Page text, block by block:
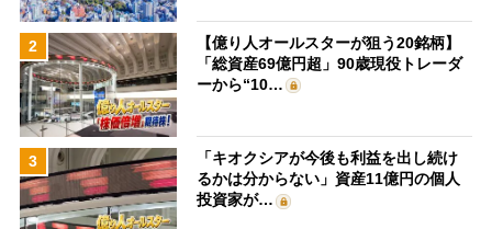
2
【億り人オールスターが狙う20銘柄】
「総資産69億円超」90歳現役トレーダ
ーから“10…
3
「キオクシアが今後も利益を出し続け
るかは分からない」資産11億円の個人
投資家が…